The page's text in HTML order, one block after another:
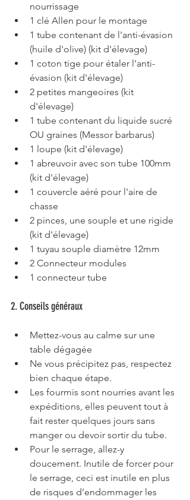
nourrissage
1 clé Allen pour le montage
1 tube contenant de l'anti-évasion
(huile d'olive) (kit d'élevage)
1 coton tige pour étaler l'anti-
évasion (kit d'élevage)
2 petites mangeoires (kit
d'élevage)
1 tube contenant du liquide sucré
OU graines (Messor barbarus)
1 loupe (kit d'élevage)
1 abreuvoir avec son tube 100mm
(kit d'élevage)
1 couvercle aéré pour l'aire de
chasse
2 pinces, une souple et une rigide
(kit d'élevage)
1 tuyau souple diamètre 12mm
2 Connecteur modules
1 connecteur tube
2. Conseils généraux
Mettez-vous au calme sur une
table dégagée
Ne vous précipitez pas, respectez
bien chaque étape.
Les fourmis sont nourries avant les
expéditions, elles peuvent tout à
fait rester quelques jours sans
manger ou devoir sortir du tube.
Pour le serrage, allez-y
doucement. Inutile de forcer pour
le serrage, ceci est inutile en plus
de risques d’endommager les